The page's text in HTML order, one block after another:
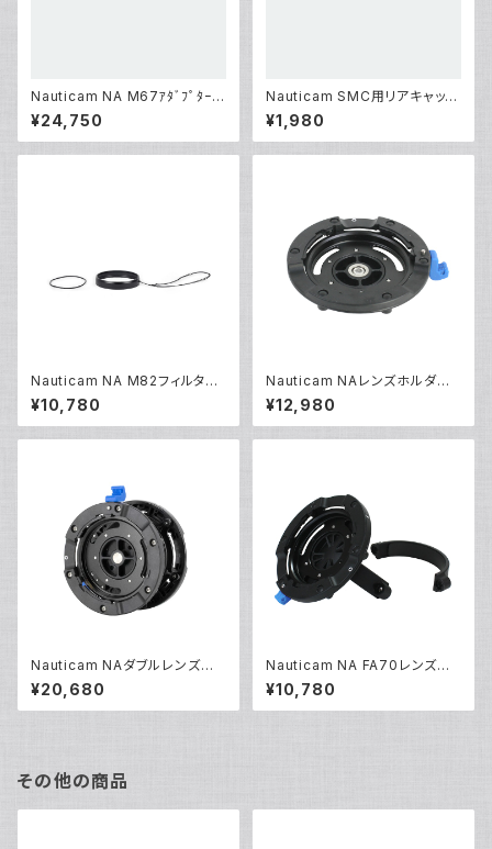
Nauticam NA M67ｱﾀﾞﾌﾟﾀｰﾘ
ﾝｸﾞWWL[部品]
¥24,750
Nauticam SMC用リアキャップ
[部品]
¥1,980
Nauticam NA M82フィルター
アダプター [21807]
¥10,780
Nauticam NAレンズホルダーB
MII [21172]
¥12,980
Nauticam NAダブルレンズホ
ルダーBMII [21173]
¥20,680
Nauticam NA FA70レンズホ
ルダーBMII [21174]
¥10,780
その他の商品